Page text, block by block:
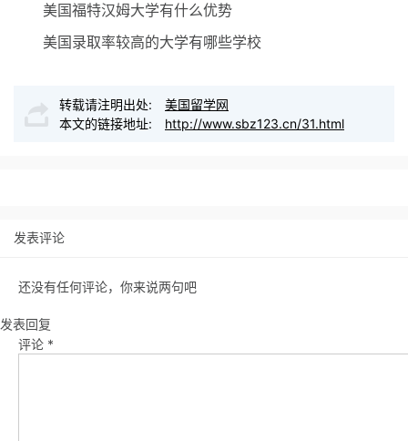
美国福特汉姆大学有什么优势
美国录取率较高的大学有哪些学校
转载请注明出处:
美国留学网
本文的链接地址:
http://www.sbz123.cn/31.html
发表评论
还没有任何评论，你来说两句吧
发表回复
评论 *